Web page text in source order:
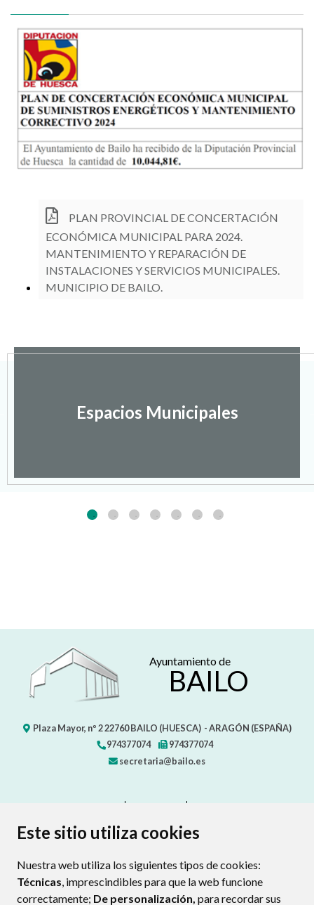
Este sitio utiliza cookies
Nuestra web utiliza los siguientes tipos de cookies:
Técnicas, imprescindibles para que la web funcione
correctamente; De personalización, para recordar sus
PLAN PROVINCIAL DE CONCERTACIÓN
ECONÓMICA MUNICIPAL PARA 2024.
MANTENIMIENTO Y REPARACIÓN DE
INSTALACIONES Y SERVICIOS MUNICIPALES.
MUNICIPIO DE BAILO.
Espacios Municipales
Ayuntamiento de
BAILO
Plaza Mayor, nº 222760 BAILO (HUESCA) - ARAGÓN (ESPAÑA)
974377074
974377074
secretaria@bailo.es
PROTECCIÓN DE DATOS
POLÍTICA DE COOKIES